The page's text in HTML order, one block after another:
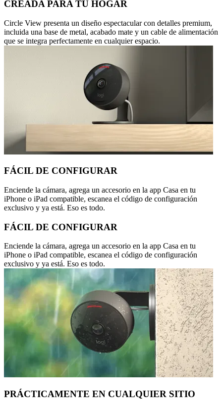
CREADA PARA TU HOGAR
Circle View presenta un diseño espectacular con detalles premium,
incluida una base de metal, acabado mate y un cable de alimentación
que se integra perfectamente en cualquier espacio.
FÁCIL DE CONFIGURAR
Enciende la cámara, agrega un accesorio en la app Casa en tu
iPhone o iPad compatible, escanea el código de configuración
exclusivo y ya está. Eso es todo.
FÁCIL DE CONFIGURAR
Enciende la cámara, agrega un accesorio en la app Casa en tu
iPhone o iPad compatible, escanea el código de configuración
exclusivo y ya está. Eso es todo.
PRÁCTICAMENTE EN CUALQUIER SITIO